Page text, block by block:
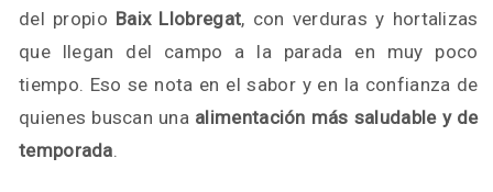
del propio Baix Llobregat, con verduras y hortalizas
que llegan del campo a la parada en muy poco
tiempo. Eso se nota en el sabor y en la confianza de
quienes buscan una alimentación más saludable y de
temporada.